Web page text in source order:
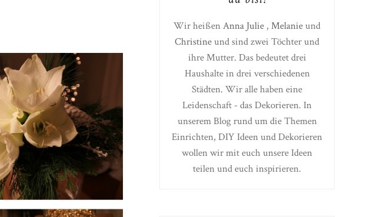
Wir heißenAnna Julie ,Melanieund
Christineund sind zwei Töchter und
ihre Mutter. Das bedeutet drei
Haushalte in drei verschiedenen
Städten. Wir alle haben eine
Leidenschaft - das Dekorieren. In
unserem Blog rund um die Themen
Einrichten, DIY Ideen und Dekorieren
wollen wir mit euch unsere Ideen
teilen und euch inspirieren.